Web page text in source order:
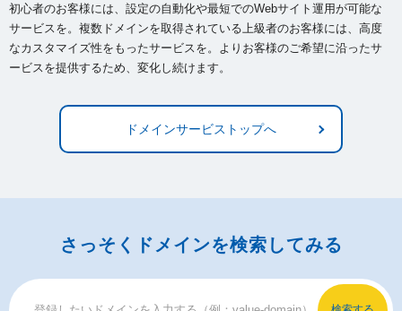
初心者のお客様には、設定の自動化や最短でのWebサイト運用が可能な
サービスを。複数ドメインを取得されている上級者のお客様には、 高度
なカスタマイズ性をもったサービスを。よりお客様のご希望に沿ったサ
ービスを提供するため、変化し続けます。
ドメインサービストップへ
さっそくドメインを検索してみる